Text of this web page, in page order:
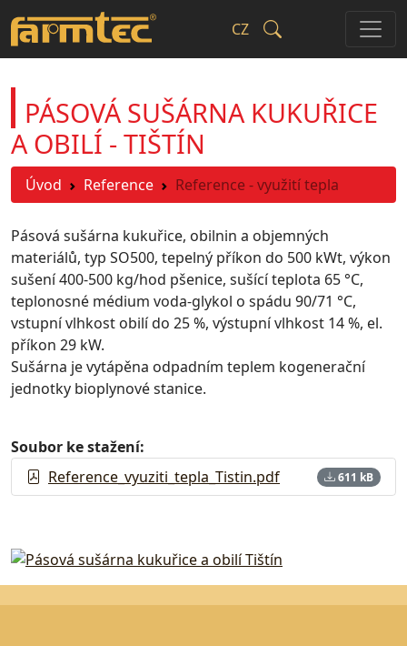
CZ
PÁSOVÁ SUŠÁRNA KUKUŘICE
A OBILÍ - TIŠTÍN
Úvod Reference Reference - využití tepla
Pásová sušárna kukuřice, obilnin a objemných
materiálů, typ SO500, tepelný příkon do 500 kWt, výkon
sušení 400-500 kg/hod pšenice, sušící teplota 65 °C,
teplonosné médium voda-glykol o spádu 90/71 °C,
vstupní vlhkost obilí do 25 %, výstupní vlhkost 14 %, el.
příkon 29 kW.
Sušárna je vytápěna odpadním teplem kogenerační
jednotky bioplynové stanice.
Soubor ke stažení:
Reference_vyuziti_tepla_Tistin.pdf
611 kB